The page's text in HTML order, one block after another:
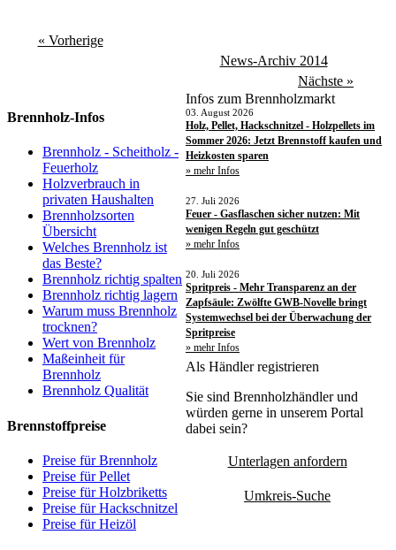
« Vorherige
News-Archiv 2014
Nächste »
Infos zum Brennholzmarkt
03. August 2026
Holz, Pellet, Hackschnitzel - Holzpellets im
Sommer 2026: Jetzt Brennstoff kaufen und
Heizkosten sparen
» mehr Infos
27. Juli 2026
Feuer - Gasflaschen sicher nutzen: Mit
wenigen Regeln gut geschützt
» mehr Infos
20. Juli 2026
Spritpreis - Mehr Transparenz an der
Zapfsäule: Zwölfte GWB-Novelle bringt
Systemwechsel bei der Überwachung der
Spritpreise
» mehr Infos
Als Händler registrieren
Sie sind Brennholzhändler und
würden gerne in unserem Portal
dabei sein?
Unterlagen anfordern
Umkreis-Suche
Brennholz-Infos
Brennholz - Scheitholz -
Feuerholz
Holzverbrauch in
privaten Haushalten
Brennholzsorten
Übersicht
Welches Brennholz ist
das Beste?
Brennholz richtig spalten
Brennholz richtig lagern
Warum muss Brennholz
trocknen?
Wert von Brennholz
Maßeinheit für
Brennholz
Brennholz Qualität
Brennstoffpreise
Preise für Brennholz
Preise für Pellet
Preise für Holzbriketts
Preise für Hackschnitzel
Preise für Heizöl